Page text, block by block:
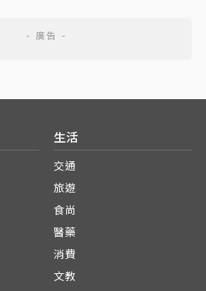
生活
交通
旅遊
食尚
醫藥
消費
文教